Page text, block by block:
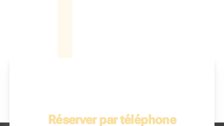
Réserver par téléphone